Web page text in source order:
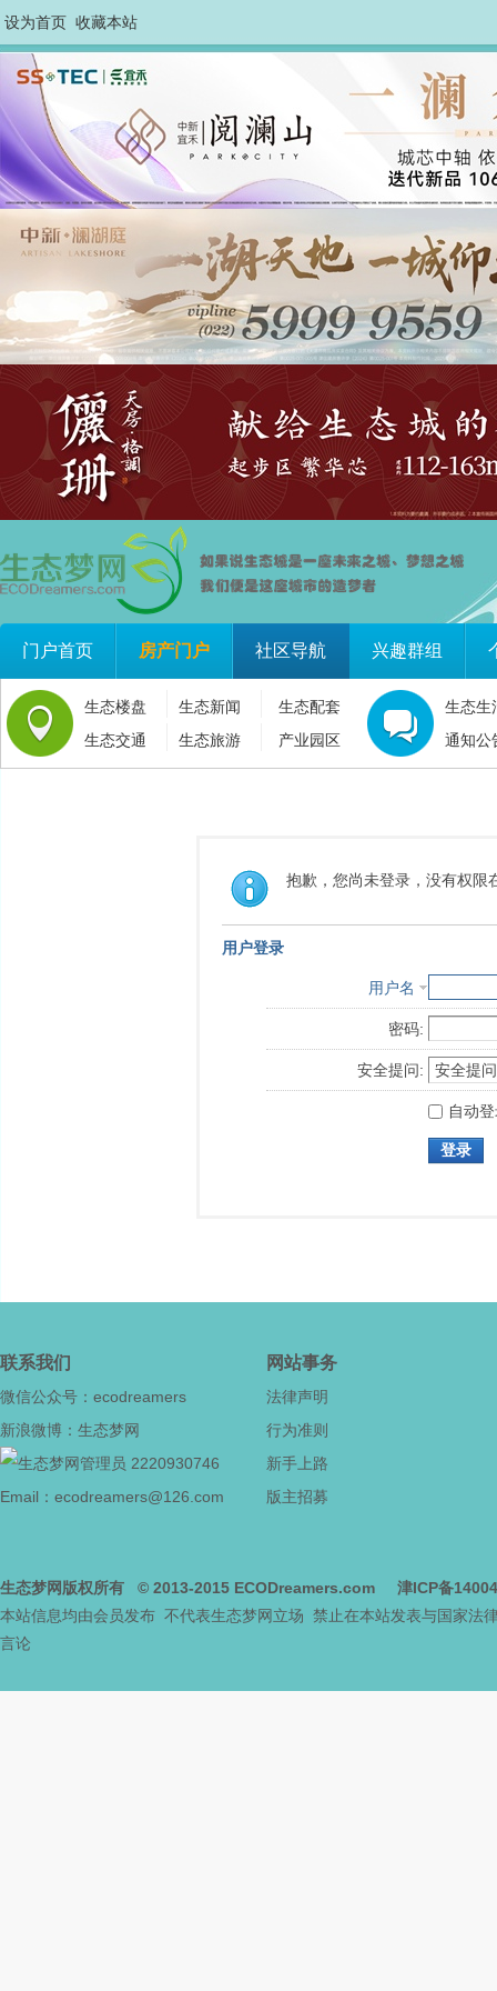
设为首页 收藏本站
门户首页 房产门户 社区导航 兴趣群组
生态楼盘 生态新闻
生态配套
生态交通
生态旅游 产业园区
生态生
通知公
抱歉，您尚未登录，没有权限
用户登录
用户名
密码:
安全提问:
自动
登录
联系我们
微信公众号：ecodreamers
新浪微博：生态梦网
2220930746
Email：ecodreamers@126.com
网站事务
法律声明
行为准则
新手上路
版主招募
生态梦网版权所有 © 2013-2015 ECODreamers.com
津ICP备
本站信息均由会员发布 不代表生态梦网立场 禁止在本站发表与国家法
言论